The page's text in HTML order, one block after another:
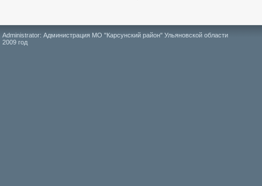
Administrator: Администрация МО "Карсунский район" Ульяновской области
2009 год